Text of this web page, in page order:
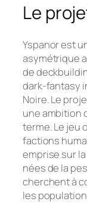
Le
Yspanor est
asymétrique
de
dark-fantasy
Noire. Le
une ambition
terme. Le jeu
factions
emprise sur
nées de la
cherchent à
les